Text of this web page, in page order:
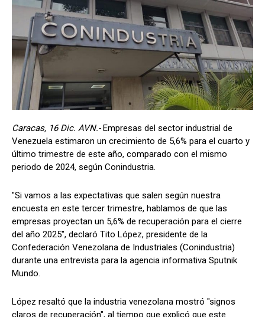
Caracas, 16 Dic. AVN.-Empresas del sector industrial de
Venezuela estimaron un crecimiento de 5,6% para el cuarto y
último trimestre de este año, comparado con el mismo
periodo de 2024, según Conindustria.
"Si vamos a las expectativas que salen según nuestra
encuesta en este tercer trimestre, hablamos de que las
empresas proyectan un 5,6% de recuperación para el cierre
del año 2025", declaró Tito López, presidente de la
Confederación Venezolana de Industriales (Conindustria)
durante una entrevista para la agencia informativa Sputnik
Mundo.
López resaltó que la industria venezolana mostró "signos
claros de recuperación", al tiempo que explicó que este